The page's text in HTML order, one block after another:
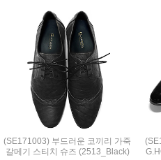
(SE171003) 부드러운 코끼리 가죽
갈메기 스티치 슈즈 (2513_Black)